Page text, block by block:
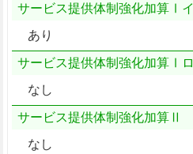
サービス提供体制強化加算Ⅰイ
あり
サービス提供体制強化加算Ⅰロ
なし
サービス提供体制強化加算Ⅱ
なし